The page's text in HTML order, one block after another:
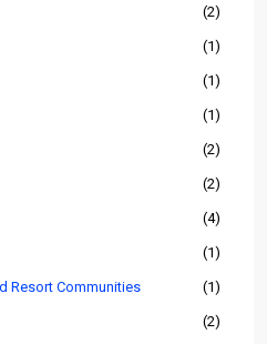
(2)
(1)
(1)
(1)
(2)
(2)
(4)
(1)
Resort Communities (1)
(2)